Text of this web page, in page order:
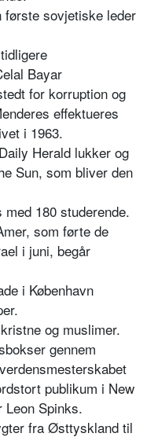
første sovjetiske leder
Bayar
for korruption og
effektueres
i 1963.
Herald lukker og
Sun, som bliver den
180 studerende.
som førte de
i juni, begår
i København
og muslimer.
gennem
publikum i New
Leon Spinks.
fra Østtyskland til